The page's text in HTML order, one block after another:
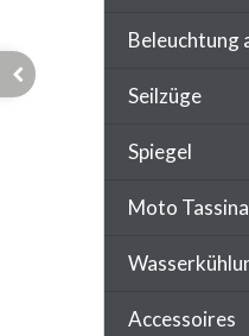
Beleuchtung
Seilzüge
Spiegel
Moto
Accessoires